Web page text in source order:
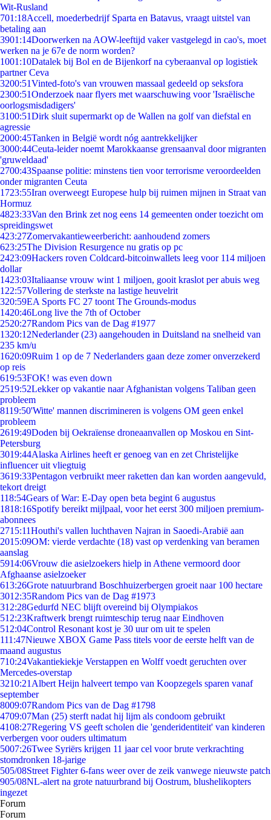
Wit-Rusland
701:18Accell, moederbedrijf Sparta en Batavus, vraagt uitstel van
betaling aan
3901:14Doorwerken na AOW-leeftijd vaker vastgelegd in cao's, moet
werken na je 67e de norm worden?
1001:10Datalek bij Bol en de Bijenkorf na cyberaanval op logistiek
partner Ceva
3200:51Vinted-foto's van vrouwen massaal gedeeld op seksfora
2300:51Onderzoek naar flyers met waarschuwing voor 'Israëlische
oorlogsmisdadigers'
3100:51Dirk sluit supermarkt op de Wallen na golf van diefstal en
agressie
2000:45Tanken in België wordt nóg aantrekkelijker
3000:44Ceuta-leider noemt Marokkaanse grensaanval door migranten
'gruweldaad'
2700:43Spaanse politie: minstens tien voor terrorisme veroordeelden
onder migranten Ceuta
1723:55Iran overweegt Europese hulp bij ruimen mijnen in Straat van
Hormuz
4823:33Van den Brink zet nog eens 14 gemeenten onder toezicht om
spreidingswet
423:27Zomervakantieweerbericht: aanhoudend zomers
623:25The Division Resurgence nu gratis op pc
2423:09Hackers roven Coldcard-bitcoinwallets leeg voor 114 miljoen
dollar
1423:03Italiaanse vrouw wint 1 miljoen, gooit kraslot per abuis weg
1 22:57Vollering de sterkste na lastige heuvelrit
320:59EA Sports FC 27 toont The Grounds-modus
1420:46Long live the 7th of October
2520:27Random Pics van de Dag #1977
1320:12Nederlander (23) aangehouden in Duitsland na snelheid van
235 km/u
1620:09Ruim 1 op de 7 Nederlanders gaan deze zomer onverzekerd
op reis
619:53FOK! was even down
2519:52Lekker op vakantie naar Afghanistan volgens Taliban geen
probleem
8119:50'Witte' mannen discrimineren is volgens OM geen enkel
probleem
2619:49Doden bij Oekraïense droneaanvallen op Moskou en Sint-
Petersburg
3019:44Alaska Airlines heeft er genoeg van en zet Christelijke
influencer uit vliegtuig
3619:33Pentagon verbruikt meer raketten dan kan worden aangevuld,
tekort dreigt
118:54Gears of War: E-Day open beta begint 6 augustus
1818:16Spotify bereikt mijlpaal, voor het eerst 300 miljoen premium-
abonnees
2715:11Houthi's vallen luchthaven Najran in Saoedi-Arabië aan
2015:09OM: vierde verdachte (18) vast op verdenking van beramen
aanslag
5914:06Vrouw die asielzoekers hielp in Athene vermoord door
Afghaanse asielzoeker
613:26Grote natuurbrand Boschhuizerbergen groeit naar 100 hectare
3012:35Random Pics van de Dag #1973
312:28Gedurfd NEC blijft overeind bij Olympiakos
512:23Kraftwerk brengt ruimteschip terug naar Eindhoven
512:04Control Resonant kost je 30 uur om uit te spelen
111:47Nieuwe XBOX Game Pass titels voor de eerste helft van de
maand augustus
710:24Vakantiekiekje Verstappen en Wolff voedt geruchten over
Mercedes-overstap
3210:21 Albert Heijn halveert tempo van Koopzegels sparen vanaf
september
8009:07Random Pics van de Dag #1798
4709:07Man (25) sterft nadat hij lijm als condoom gebruikt
4108:27Regering VS geeft scholen die 'genderidentiteit' van kinderen
verbergen voor ouders ultimatum
5007:26Twee Syriërs krijgen 11 jaar cel voor brute verkrachting
stomdronken 18-jarige
505/08Street Fighter 6-fans weer over de zeik vanwege nieuwste patch
905/08NL-alert na grote natuurbrand bij Oostrum, blushelikopters
ingezet
Forum
Forum